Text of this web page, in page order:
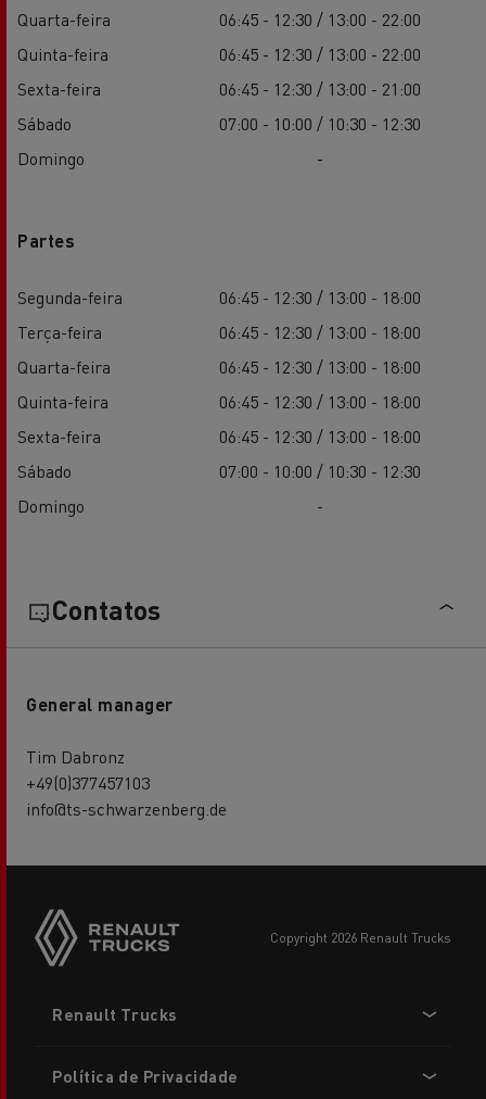
Quarta-feira
06:45 - 12:30 / 13:00 - 22:00
Quinta-feira
06:45 - 12:30 / 13:00 - 22:00
Sexta-feira
06:45 - 12:30 / 13:00 - 21:00
Sábado
07:00 - 10:00 / 10:30 - 12:30
Domingo
-
Partes
Segunda-feira
06:45 - 12:30 / 13:00 - 18:00
Terça-feira
06:45 - 12:30 / 13:00 - 18:00
Quarta-feira
06:45 - 12:30 / 13:00 - 18:00
Quinta-feira
06:45 - 12:30 / 13:00 - 18:00
Sexta-feira
06:45 - 12:30 / 13:00 - 18:00
Sábado
07:00 - 10:00 / 10:30 - 12:30
Domingo
-
Contatos
General manager
Tim Dabronz
+49(0)377457103
info@ts-schwarzenberg.de
copyright 2026 Renault Trucks
menu
Renault Trucks
Política de Privacidade